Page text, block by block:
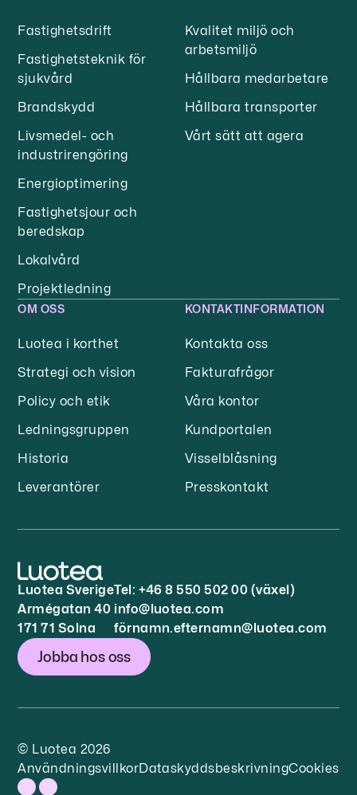
Fastighetsdrift
Fastighetsteknik för
sjukvård
Brandskydd
Livsmedel- och
industrirengöring
Energioptimering
Fastighetsjour och
beredskap
Lokalvård
Projektledning
Kvalitet miljö och
arbetsmiljö
Hållbara medarbetare
Hållbara transporter
Vårt sätt att agera
OM OSS
Luotea i korthet
Strategi och vision
Policy och etik
Ledningsgruppen
Historia
Leverantörer
KONTAKTINFORMATION
Kontakta oss
Fakturafrågor
Våra kontor
Kundportalen
Visselblåsning
Presskontakt
Luotea Sverige
Armégatan 40
171 71 Solna
Tel: +46 8 550 502 00 (växel)
info@luotea.com
förnamn.efternamn@luotea.com
Jobba hos oss
© Luotea 2026
AnvändningsvillkorDataskyddsbeskrivningCookies